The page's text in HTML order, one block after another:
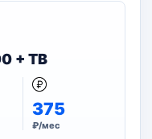
+ ТВ
375
₽/мес